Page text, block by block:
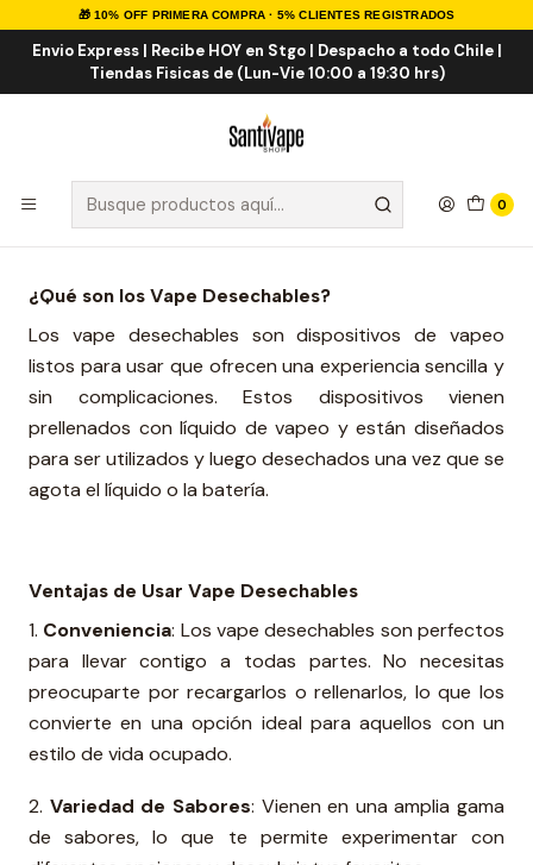
🎁 10% OFF PRIMERA COMPRA · 5% CLIENTES REGISTRADOS
Envio Express | Recibe HOY en Stgo | Despacho a todo Chile |
Tiendas Fisicas de (Lun-Vie 10:00 a 19:30 hrs)
0
Inicio Post
Vape Desechables: La Evolución de la Experiencia de Vapeo
Vape Desechables: La Evolución de
la Experiencia de Vapeo
¿Qué son los Vape Desechables?
Los vape desechables son dispositivos de vapeo
listos para usar que ofrecen una experiencia sencilla y
sin complicaciones. Estos dispositivos vienen
prellenados con líquido de vapeo y están diseñados
para ser utilizados y luego desechados una vez que se
agota el líquido o la batería.
Ventajas de Usar Vape Desechables
1. Conveniencia: Los vape desechables son perfectos
para llevar contigo a todas partes. No necesitas
preocuparte por recargarlos o rellenarlos, lo que los
convierte en una opción ideal para aquellos con un
estilo de vida ocupado.
2. Variedad de Sabores: Vienen en una amplia gama
de sabores, lo que te permite experimentar con